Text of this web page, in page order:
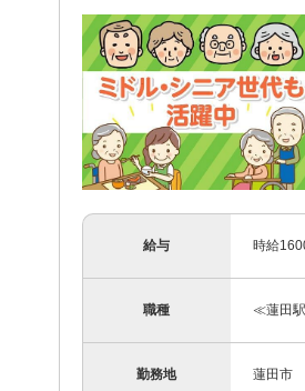
給与 時給
職種 ≪蓮田
勤務地 蓮田市